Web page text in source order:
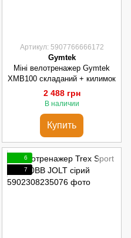
Артикул: 5907766666172
Gymtek
Міні велотренажер Gymtek
XMB100 складаний + килимок
2 488 грн
В наличии
Купить
6
7